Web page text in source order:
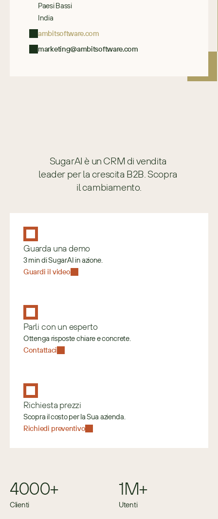
Paesi Bassi
India
ambitsoftware.com
marketing@ambitsoftware.com
SugarAI è un CRM di vendita
leader per la crescita B2B. Scopra
il cambiamento.
Guarda una demo
3 min di SugarAI in azione.
Guardi il video
Parli con un esperto
Ottenga risposte chiare e concrete.
Contattaci
Richiesta prezzi
Scopra il costo per la Sua azienda.
Richiedi preventivo
4000+
Clienti
1M+
Utenti